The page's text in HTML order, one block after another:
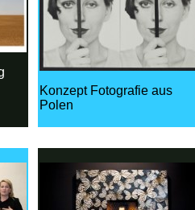
Konzept Fotografie aus
Polen